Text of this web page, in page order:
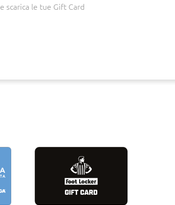
e scarica le tue Gift Card